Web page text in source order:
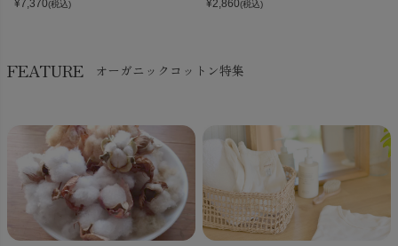
¥7,370(税込) ¥2,860(税込)
FEATURE オーガニックコットン特集